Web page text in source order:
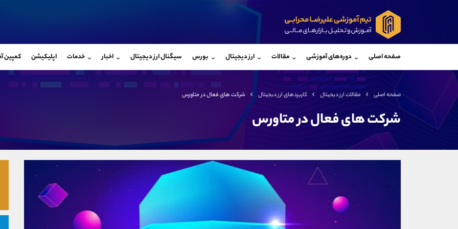
صفحه اصلی دوره‌های آموزشی مقالات ارز دیجیتال بورس سیگنال ارز دیجیتال اخبار خدمات اپلیکیشن کمپین
صفحه اصلی مقالات ارز دیجیتال کاربردهای ارز دیجیتال شرکت های فعال در متاورس
شرکت های فعال در متاورس
شروع گفتگو
@Armteam_admin_por
@Armteam_admin_104
اطلاعات تماس
تلفن